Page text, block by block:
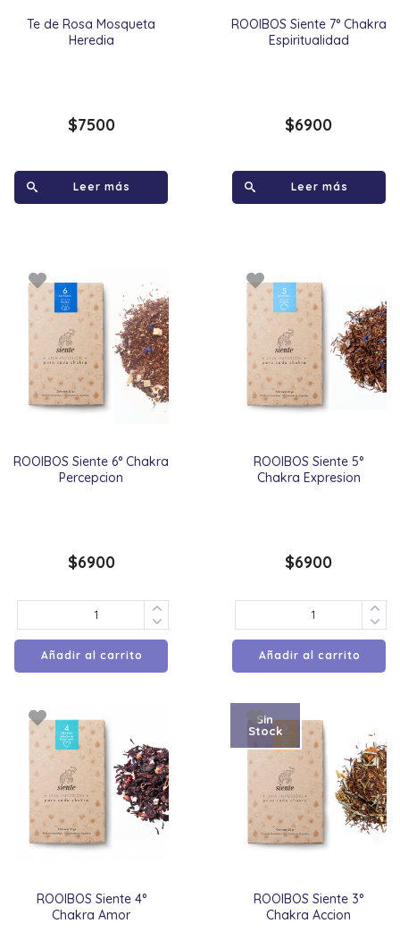
Te de Rosa Mosqueta
Heredia
$7500
Leer más
ROOIBOS Siente 7° Chakra
Espiritualidad
$6900
Leer más
ROOIBOS Siente 6° Chakra
Percepcion
$6900
Añadir al carrito
ROOIBOS Siente 5°
Chakra Expresion
$6900
Añadir al carrito
ROOIBOS Siente 4°
Chakra Amor
ROOIBOS Siente 3°
Chakra Accion
Sin
Stock